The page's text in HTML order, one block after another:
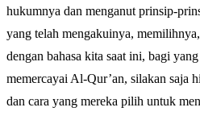
hukumnya dan menganut prinsip-
yang telah mengakuinya,
dengan bahasa kita saat ini, bagi
memercayai Al-Qur’an, silakan saja
dan cara yang mereka pilih untuk